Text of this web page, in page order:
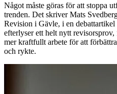
Något måste göras för att stoppa
trenden. Det skriver Mats
Revision i Gävle, i en
efterlyser ett helt nytt
mer kraftfullt arbete för att
och rykte.